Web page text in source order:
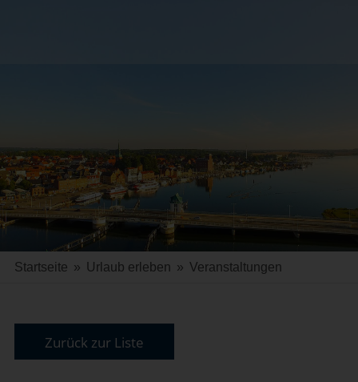
Startseite » Urlaub erleben » Veranstaltungen
Zurück zur Liste